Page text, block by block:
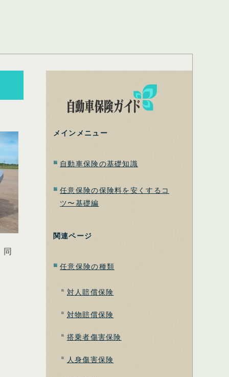
メインメニュー
自動車保険の基礎知識
任意保険の保険料を安くするコ
ツ〜基礎編
関連ページ
任意保険の種類
対人賠償保険
対物賠償保険
搭乗者傷害保険
人身傷害保険